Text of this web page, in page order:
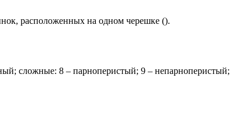
расположенных на одном черешке ().
сложные: 8 – парноперистый; 9 – непарноперистый;